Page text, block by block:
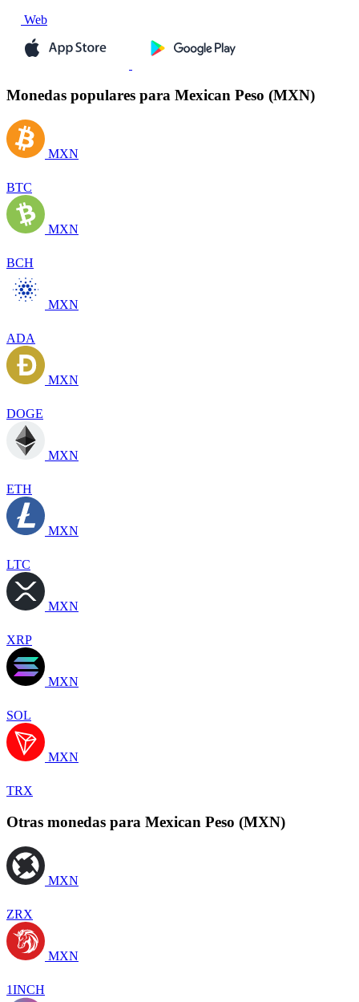
Web
Monedas populares para Mexican Peso (MXN)
MXN
BTC
MXN
BCH
MXN
ADA
MXN
DOGE
MXN
ETH
MXN
LTC
MXN
XRP
MXN
SOL
MXN
TRX
Otras monedas para Mexican Peso (MXN)
MXN
ZRX
MXN
1INCH